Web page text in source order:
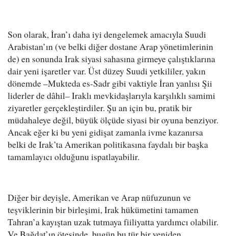
Son olarak, İran’ı daha iyi dengelemek amacıyla Suudi
Arabistan’ın (ve belki diğer dostane Arap yönetimlerinin
de) en sonunda Irak siyasi sahasına girmeye çalıştıklarına
dair yeni işaretler var. Üst düzey Suudi yetkililer, yakın
dönemde –Mukteda es-Sadr gibi vaktiyle İran yanlısı Şii
liderler de dâhil– Iraklı mevkidaşlarıyla karşılıklı samimi
ziyaretler gerçekleştirdiler. Şu an için bu, pratik bir
müdahaleye değil, büyük ölçüde siyasi bir oyuna benziyor.
Ancak eğer ki bu yeni gidişat zamanla ivme kazanırsa
belki de Irak’ta Amerikan politikasına faydalı bir başka
tamamlayıcı olduğunu ispatlayabilir.
Diğer bir deyişle, Amerikan ve Arap nüfuzunun ve
teşviklerinin bir birleşimi, Irak hükümetini tamamen
Tahran’a kayıştan uzak tutmaya fiiliyatta yardımcı olabilir.